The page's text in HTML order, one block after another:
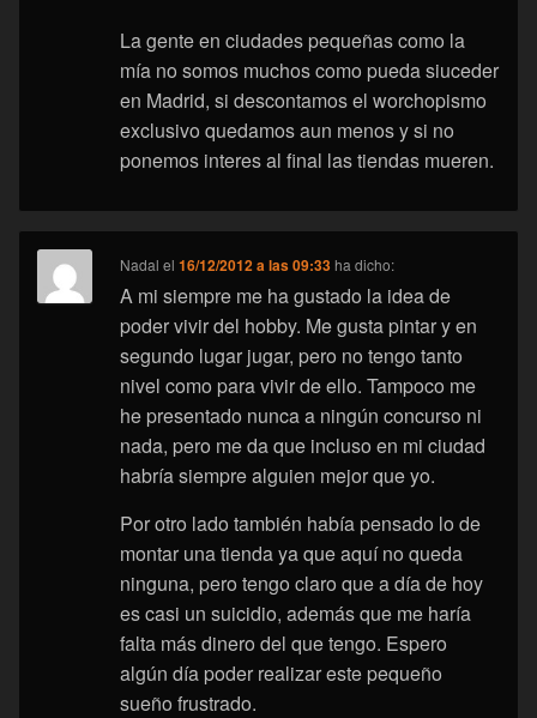
La gente en ciudades pequeñas como la
mía no somos muchos como pueda siuceder
en Madrid, si descontamos el worchopismo
exclusivo quedamos aun menos y si no
ponemos interes al final las tiendas mueren.
Nadal el16/12/2012 a las 09:33 ha dicho:
A mi siempre me ha gustado la idea de
poder vivir del hobby. Me gusta pintar y en
segundo lugar jugar, pero no tengo tanto
nivel como para vivir de ello. Tampoco me
he presentado nunca a ningún concurso ni
nada, pero me da que incluso en mi ciudad
habría siempre alguien mejor que yo.
Por otro lado también había pensado lo de
montar una tienda ya que aquí no queda
ninguna, pero tengo claro que a día de hoy
es casi un suicidio, además que me haría
falta más dinero del que tengo. Espero
algún día poder realizar este pequeño
sueño frustrado.